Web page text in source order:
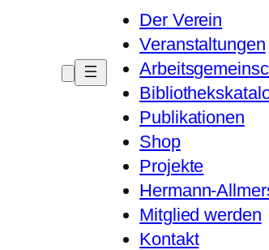
Der Verein
Veranstaltungen
Publikationen
Shop
Projekte
Hermann-
Mitglied werden
Kontakt